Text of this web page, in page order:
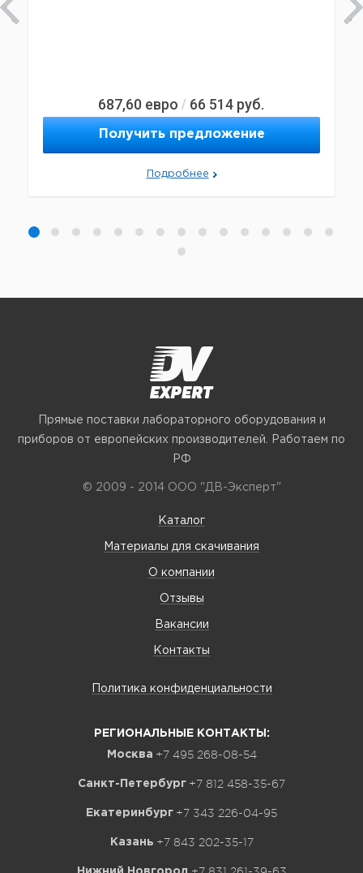
687,60 евро / 66 514 руб.
Получить предложение
Подробнее
Прямые поставки лабораторного оборудования и
приборов от европейских производителей. Работаем по
РФ
© 2009 - 2014 ООО "ДВ-Эксперт"
Каталог
Материалы для скачивания
О компании
Отзывы
Вакансии
Контакты
Политика конфиденциальности
РЕГИОНАЛЬНЫЕ КОНТАКТЫ:
Москва +7 495 268-08-54
Санкт-Петербург +7 812 458-35-67
Екатеринбург +7 343 226-04-95
Казань +7 843 202-35-17